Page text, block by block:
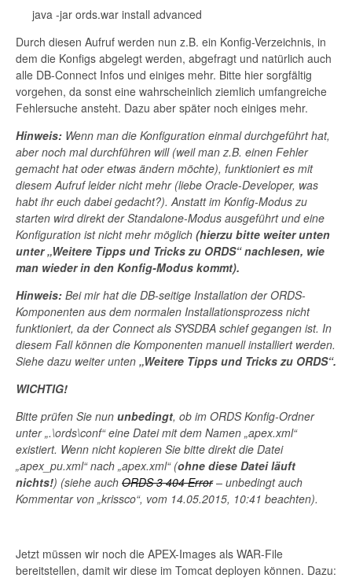
java -jar ords.war install advanced
Durch diesen Aufruf werden nun z.B. ein Konfig-Verzeichnis, in
dem die Konfigs abgelegt werden, abgefragt und natürlich auch
alle DB-Connect Infos und einiges mehr. Bitte hier sorgfältig
vorgehen, da sonst eine wahrscheinlich ziemlich umfangreiche
Fehlersuche ansteht. Dazu aber später noch einiges mehr.
Hinweis: Wenn man die Konfiguration einmal durchgeführt hat,
aber noch mal durchführen will (weil man z.B. einen Fehler
gemacht hat oder etwas ändern möchte), funktioniert es mit
diesem Aufruf leider nicht mehr (liebe Oracle-Developer, was
habt ihr euch dabei gedacht?). Anstatt im Konfig-Modus zu
starten wird direkt der Standalone-Modus ausgeführt und eine
Konfiguration ist nicht mehr möglich (hierzu bitte weiter unten
unter „Weitere Tipps und Tricks zu ORDS“ nachlesen, wie
man wieder in den Konfig-Modus kommt).
Hinweis: Bei mir hat die DB-seitige Installation der ORDS-
Komponenten aus dem normalen Installationsprozess nicht
funktioniert, da der Connect als SYSDBA schief gegangen ist. In
diesem Fall können die Komponenten manuell installiert werden.
Siehe dazu weiter unten „Weitere Tipps und Tricks zu ORDS“.
WICHTIG!
Bitte prüfen Sie nun unbedingt, ob im ORDS Konfig-Ordner
unter „.\ords\conf“ eine Datei mit dem Namen „apex.xml“
existiert. Wenn nicht kopieren Sie bitte direkt die Datei
„apex_pu.xml“ nach „apex.xml“ (ohne diese Datei läuft
nichts!) (siehe auch ORDS 3 404 Error– unbedingt auch
Kommentar von „krissco“, vom 14.05.2015, 10:41 beachten).
Jetzt müssen wir noch die APEX-Images als WAR-File
bereitstellen, damit wir diese im Tomcat deployen können. Dazu: